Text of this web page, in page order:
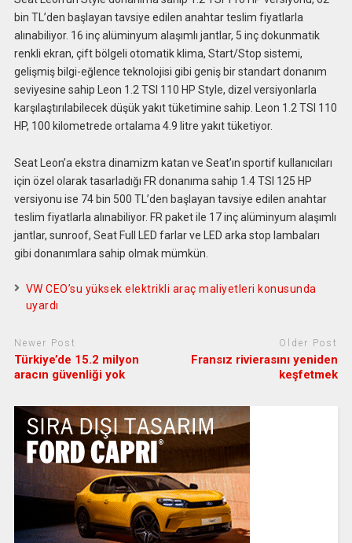
bin TL’den başlayan tavsiye edilen anahtar teslim fiyatlarla
alınabiliyor. 16 inç alüminyum alaşımlı jantlar, 5 inç dokunmatik
renkli ekran, çift bölgeli otomatik klima, Start/Stop sistemi,
gelişmiş bilgi-eğlence teknolojisi gibi geniş bir standart donanım
seviyesine sahip Leon 1.2 TSI 110 HP Style, dizel versiyonlarla
karşılaştırılabilecek düşük yakıt tüketimine sahip. Leon 1.2 TSI 110
HP, 100 kilometrede ortalama 4.9 litre yakıt tüketiyor.
Seat Leon’a ekstra dinamizm katan ve Seat’ın sportif kullanıcıları
için özel olarak tasarladığı FR donanıma sahip 1.4 TSI 125 HP
versiyonu ise 74 bin 500 TL’den başlayan tavsiye edilen anahtar
teslim fiyatlarla alınabiliyor. FR paket ile 17 inç alüminyum alaşımlı
jantlar, sunroof, Seat Full LED farlar ve LED arka stop lambaları
gibi donanımlara sahip olmak mümkün.
VW CEO’su yüksek elektrikli araç maliyetleri konusunda
uyardı
Newer Post
Türkiye’de 15.2 milyon
aracın güvenliği yok
Older Post
Fransız rivierasını yeniden
keşfetmek